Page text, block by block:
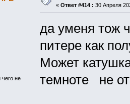
не
« Ответ #414 : 30 Апреля
да уменя тож
питере как
Может
темноте не